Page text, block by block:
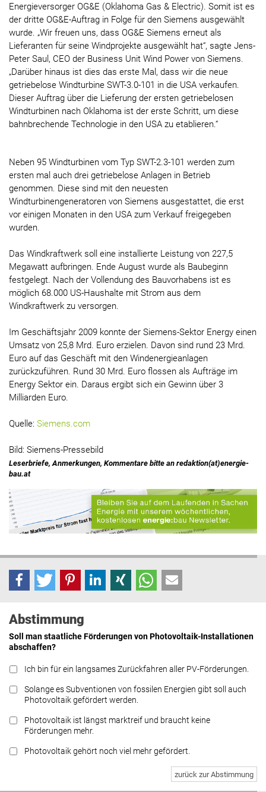
Energieversorger OG&E (Oklahoma Gas & Electric). Somit ist es
der dritte OG&E-Auftrag in Folge für den Siemens ausgewählt
wurde. „Wir freuen uns, dass OG&E Siemens erneut als
Lieferanten für seine Windprojekte ausgewählt hat“, sagte Jens-
Peter Saul, CEO der Business Unit Wind Power von Siemens.
„Darüber hinaus ist dies das erste Mal, dass wir die neue
getriebelose Windturbine SWT-3.0-101 in die USA verkaufen.
Dieser Auftrag über die Lieferung der ersten getriebelosen
Windturbinen nach Oklahoma ist der erste Schritt, um diese
bahnbrechende Technologie in den USA zu etablieren.“
Neben 95 Windturbinen vom Typ SWT-2.3-101 werden zum
ersten mal auch drei getriebelose Anlagen in Betrieb
genommen. Diese sind mit den neuesten
Windturbinengeneratoren von Siemens ausgestattet, die erst
vor einigen Monaten in den USA zum Verkauf freigegeben
wurden.
Das Windkraftwerk soll eine installierte Leistung von 227,5
Megawatt aufbringen. Ende August wurde als Baubeginn
festgelegt. Nach der Vollendung des Bauvorhabens ist es
möglich 68.000 US-Haushalte mit Strom aus dem
Windkraftwerk zu versorgen.
Im Geschäftsjahr 2009 konnte der Siemens-Sektor Energy einen
Umsatz von 25,8 Mrd. Euro erzielen. Davon sind rund 23 Mrd.
Euro auf das Geschäft mit den Windenergieanlagen
zurückzuführen. Rund 30 Mrd. Euro flossen als Aufträge im
Energy Sektor ein. Daraus ergibt sich ein Gewinn über 3
Milliarden Euro.
Quelle: Siemens.com
Bild: Siemens-Pressebild
Leserbriefe, Anmerkungen, Kommentare bitte an redaktion(at)energie-
bau.at
Abstimmung
Soll man staatliche Förderungen von Photovoltaik-Installationen
abschaffen?
Ich bin für ein langsames Zurückfahren aller PV-Förderungen.
Solange es Subventionen von fossilen Energien gibt soll auch
Photovoltaik gefördert werden.
Photovoltaik ist längst marktreif und braucht keine
Förderungen mehr.
Photovoltaik gehört noch viel mehr gefördert.
zurück zur Abstimmung